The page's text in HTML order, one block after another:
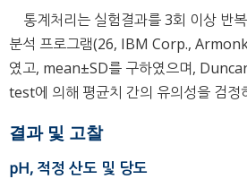
통계처리는 실험결과를 3회 이상 반
분석 프로그램(26, IBM Corp.,
였고, mean±SD를 구하였으며,
test에 의해 평균치 간의 유의성을 검정
결과 및 고찰
pH, 적정 산도 및 당도